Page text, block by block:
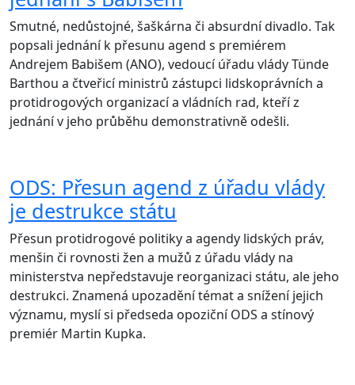
Smutné, nedůstojné, šaškárna či absurdní divadlo. Tak
popsali jednání k přesunu agend s premiérem
Andrejem Babišem (ANO), vedoucí úřadu vlády Tünde
Barthou a čtveřicí ministrů zástupci lidskoprávních a
protidrogových organizací a vládních rad, kteří z
jednání v jeho průběhu demonstrativně odešli.
ODS: Přesun agend z úřadu vlády
je destrukce státu
Přesun protidrogové politiky a agendy lidských práv,
menšin či rovnosti žen a mužů z úřadu vlády na
ministerstva nepředstavuje reorganizaci státu, ale jeho
destrukci. Znamená upozadění témat a snížení jejich
významu, myslí si předseda opoziční ODS a stínový
premiér Martin Kupka.